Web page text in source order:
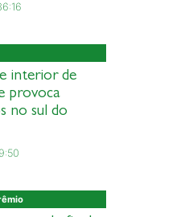
interior de
provoca
no sul do